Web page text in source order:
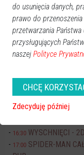
17
18 19
24
25 26
31
1 2
Dzisiaj:
19:00 Art-Czwartek
Kino JANTAR
11:00 FLEAK.
16:30 WYSCHNIĘCI -
17:00 SPIDER-MAN
do usunięcia danych,
prawo do
przetwarzania
przysługujących
naszej Polityce
CHCĘ
Zdecyduję później